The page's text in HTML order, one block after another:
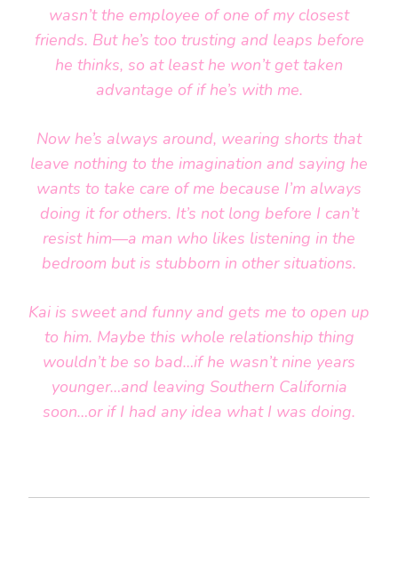
wasn’t the employee of one of my closest
friends. But he’s too trusting and leaps before
he thinks, so at least he won’t get taken
advantage of if he’s with me.
Now he’s always around, wearing shorts that
leave nothing to the imagination and saying he
wants to take care of me because I’m always
doing it for others. It’s not long before I can’t
resist him—a man who likes listening in the
bedroom but is stubborn in other situations.
Kai is sweet and funny and gets me to open up
to him. Maybe this whole relationship thing
wouldn’t be so bad…if he wasn’t nine years
younger…and leaving Southern California
soon…or if I had any idea what I was doing.